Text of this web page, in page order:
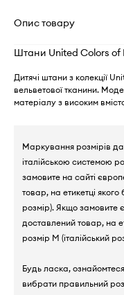
Опис товару
Штани United Colors of
Дитячі штани з колекції
вельветової тканини.
матеріалу з високим
Маркування розмірів
італійською системою
замовите на сайті
товар, на етикетці
розмір). Якщо замовите
доставлений товар, на
розмір M (італійський
Будь ласка,
вибрати правильний